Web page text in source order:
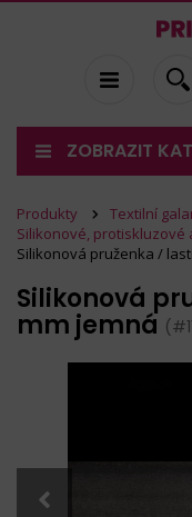
ZOBRAZIT
Produkty Textilní
Silikonové, protiskluzové
Silikonová pruženka /
Silikonová
mm jemná